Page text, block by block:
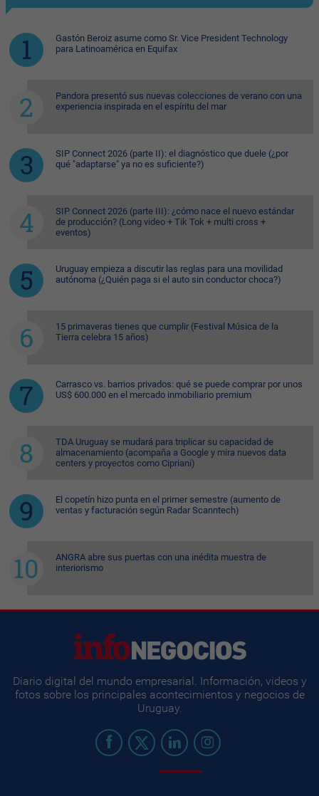
Gastón Beroiz asume como Sr. Vice President Technology
para Latinoamérica en Equifax
Pandora presentó sus nuevas colecciones de verano con una
experiencia inspirada en el espíritu del mar
SIP Connect 2026 (parte II): el diagnóstico que duele (¿por
qué "adaptarse" ya no es suficiente?)
SIP Connect 2026 (parte III): ¿cómo nace el nuevo estándar
de producción? (Long video + Tik Tok + multi cross +
eventos)
Uruguay empieza a discutir las reglas para una movilidad
autónoma (¿Quién paga si el auto sin conductor choca?)
15 primaveras tienes que cumplir (Festival Música de la
Tierra celebra 15 años)
Carrasco vs. barrios privados: qué se puede comprar por unos
US$ 600.000 en el mercado inmobiliario premium
TDA Uruguay se mudará para triplicar su capacidad de
almacenamiento (acompaña a Google y mira nuevos data
centers y proyectos como Cipriani)
El copetín hizo punta en el primer semestre (aumento de
ventas y facturación según Radar Scanntech)
ANGRA abre sus puertas con una inédita muestra de
interiorismo
Diario digital del mundo empresarial. Información, videos y
fotos sobre los principales acontecimientos y negocios de
Uruguay.